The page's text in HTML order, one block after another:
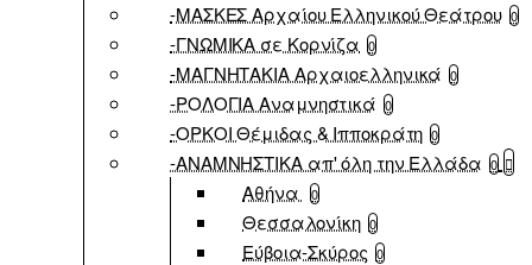
-ΜΑΣΚΕΣ Αρχαίου Ελληνικού Θεάτρου 0
-ΓΝΩΜΙΚΑ σε Κορνίζα 0
-ΜΑΓΝΗΤΑΚΙΑ Αρχαιοελληνικά 0
-ΡΟΛΟΓΙΑ Αναμνηστικά 0
-ΟΡΚΟΙ Θέμιδας & Ιπποκράτη 0
-ΑΝΑΜΝΗΣΤΙΚΑ απ' όλη την Ελλάδα 0
Αθήνα 0
Θεσσαλονίκη 0
Εύβοια-Σκύρος 0